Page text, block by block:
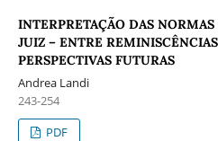
INTERPRETAÇÃO DAS
JUIZ – ENTRE
PERSPECTIVAS FUTURAS
Andrea Landi
243-254
PDF